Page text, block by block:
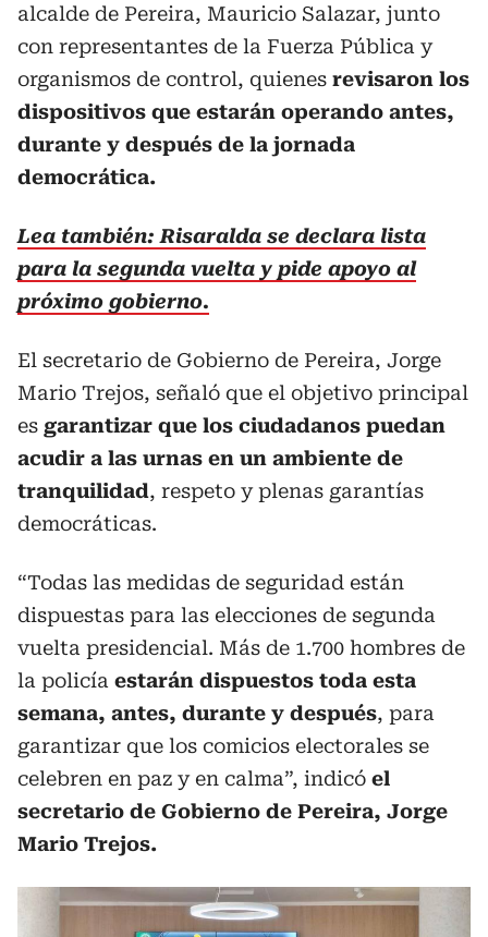
alcalde de Pereira, Mauricio Salazar, junto
con representantes de la Fuerza Pública y
organismos de control, quienes revisaron los
dispositivos que estarán operando antes,
durante y después de la jornada
democrática.
Lea también: Risaralda se declara lista
para la segunda vuelta y pide apoyo al
próximo gobierno.
El secretario de Gobierno de Pereira, Jorge
Mario Trejos, señaló que el objetivo principal
es garantizar que los ciudadanos puedan
acudir a las urnas en un ambiente de
tranquilidad, respeto y plenas garantías
democráticas.
“Todas las medidas de seguridad están
dispuestas para las elecciones de segunda
vuelta presidencial. Más de 1.700 hombres de
la policía estarán dispuestos toda esta
semana, antes, durante y después, para
garantizar que los comicios electorales se
celebren en paz y en calma”, indicó el
secretario de Gobierno de Pereira, Jorge
Mario Trejos.